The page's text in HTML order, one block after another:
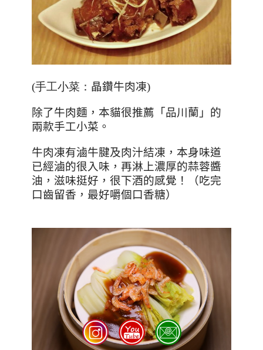
(手工小菜： 晶鑽牛肉凍)
除了牛肉麵，本貓很推薦「品川蘭」的
兩款手工小菜。
牛肉凍有滷牛腱及肉汁結凍，本身味道
已經滷的很入味，再淋上濃厚的蒜蓉醬
油，滋味挺好，很下酒的感覺！（吃完
口齒留香，最好嚼個口香糖）